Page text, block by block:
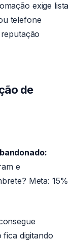
exige lista
telefone
de
e
Meta: 15%
digitando